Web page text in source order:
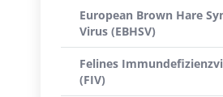
European Brown Hare
Virus (EBHSV)
Felines
(FIV)